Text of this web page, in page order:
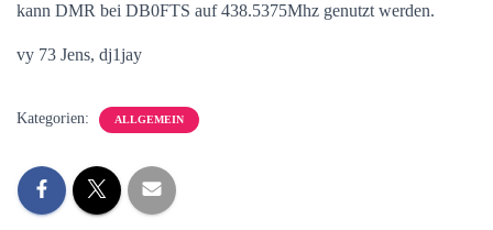
kann DMR bei DB0FTS auf 438.5375Mhz genutzt werden.
vy 73 Jens, dj1jay
Kategorien: ALLGEMEIN